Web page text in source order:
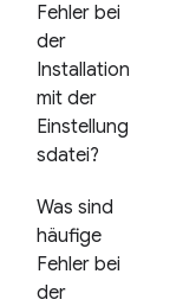
Fehler bei
der
Installation
mit der
Einstellung
sdatei?
Was sind
häufige
Fehler bei
der